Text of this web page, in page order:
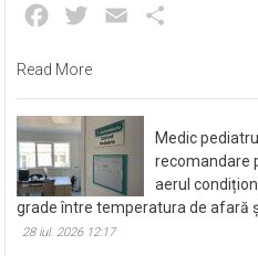
Facebook
Twitter Email
Read More
Medic
recomandare
aerul
grade între temperatura de afară
28 iul. 2026 12:17